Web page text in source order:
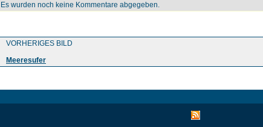
Es wurden noch keine Kommentare abgegeben.
VORHERIGES BILD
Meeresufer